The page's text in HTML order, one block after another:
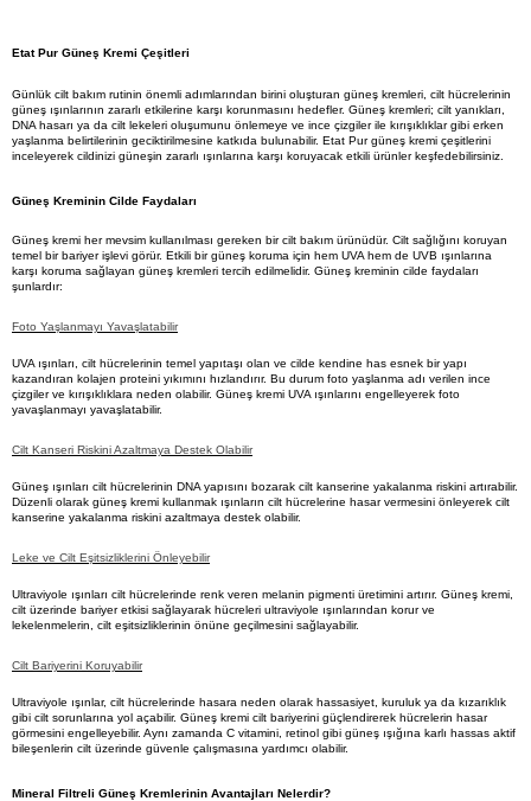
Etat Pur Güneş Kremi Çeşitleri
Günlük cilt bakım rutinin önemli adımlarından birini oluşturan güneş kremleri, cilt hücrelerinin
güneş ışınlarının zararlı etkilerine karşı korunmasını hedefler. Güneş kremleri; cilt yanıkları,
DNA hasarı ya da cilt lekeleri oluşumunu önlemeye ve ince çizgiler ile kırışıklıklar gibi erken
yaşlanma belirtilerinin geciktirilmesine katkıda bulunabilir. Etat Pur güneş kremi çeşitlerini
inceleyerek cildinizi güneşin zararlı ışınlarına karşı koruyacak etkili ürünler keşfedebilirsiniz.
Güneş Kreminin Cilde Faydaları
Güneş kremi her mevsim kullanılması gereken bir cilt bakım ürünüdür. Cilt sağlığını koruyan
temel bir bariyer işlevi görür. Etkili bir güneş koruma için hem UVA hem de UVB ışınlarına
karşı koruma sağlayan güneş kremleri tercih edilmelidir. Güneş kreminin cilde faydaları
şunlardır:
Foto Yaşlanmayı Yavaşlatabilir
UVA ışınları, cilt hücrelerinin temel yapıtaşı olan ve cilde kendine has esnek bir yapı
kazandıran kolajen proteini yıkımını hızlandırır. Bu durum foto yaşlanma adı verilen ince
çizgiler ve kırışıklıklara neden olabilir. Güneş kremi UVA ışınlarını engelleyerek foto
yavaşlanmayı yavaşlatabilir.
Cilt Kanseri Riskini Azaltmaya Destek Olabilir
Güneş ışınları cilt hücrelerinin DNA yapısını bozarak cilt kanserine yakalanma riskini artırabilir.
Düzenli olarak güneş kremi kullanmak ışınların cilt hücrelerine hasar vermesini önleyerek cilt
kanserine yakalanma riskini azaltmaya destek olabilir.
Leke ve Cilt Eşitsizliklerini Önleyebilir
Ultraviyole ışınları cilt hücrelerinde renk veren melanin pigmenti üretimini artırır. Güneş kremi,
cilt üzerinde bariyer etkisi sağlayarak hücreleri ultraviyole ışınlarından korur ve
lekelenmelerin, cilt eşitsizliklerinin önüne geçilmesini sağlayabilir.
Cilt Bariyerini Koruyabilir
Ultraviyole ışınlar, cilt hücrelerinde hasara neden olarak hassasiyet, kuruluk ya da kızarıklık
gibi cilt sorunlarına yol açabilir. Güneş kremi cilt bariyerini güçlendirerek hücrelerin hasar
görmesini engelleyebilir. Aynı zamanda C vitamini, retinol gibi güneş ışığına karlı hassas aktif
bileşenlerin cilt üzerinde güvenle çalışmasına yardımcı olabilir.
Mineral Filtreli Güneş Kremlerinin Avantajları Nelerdir?